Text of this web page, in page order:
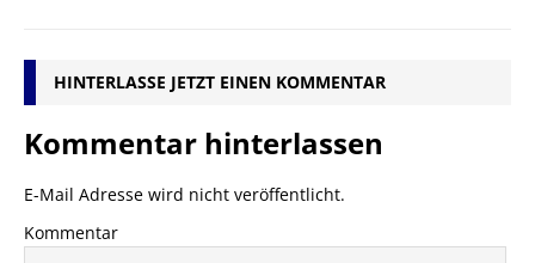
HINTERLASSE JETZT EINEN KOMMENTAR
Kommentar hinterlassen
E-Mail Adresse wird nicht veröffentlicht.
Kommentar